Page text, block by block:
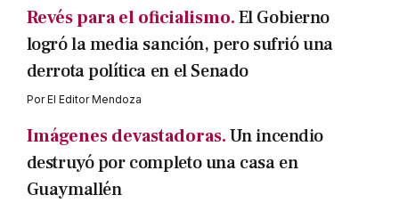
Revés para el oficialismo.El Gobierno
logró la media sanción, pero sufrió una
derrota política en el Senado
PorEl Editor Mendoza
Imágenes devastadoras.Un incendio
destruyó por completo una casa en
Guaymallén